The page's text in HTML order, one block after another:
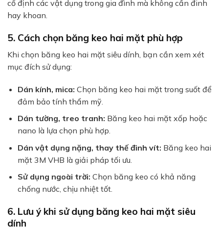
cố định các vật dụng trong gia đình mà không cần đinh
hay khoan.
5. Cách chọn băng keo hai mặt phù hợp
Khi chọn băng keo hai mặt siêu dính, bạn cần xem xét
mục đích sử dụng:
Dán kính, mica: Chọn băng keo hai mặt trong suốt để
đảm bảo tính thẩm mỹ.
Dán tường, treo tranh: Băng keo hai mặt xốp hoặc
nano là lựa chọn phù hợp.
Dán vật dụng nặng, thay thế đinh vít: Băng keo hai
mặt 3M VHB là giải pháp tối ưu.
Sử dụng ngoài trời: Chọn băng keo có khả năng
chống nước, chịu nhiệt tốt.
6. Lưu ý khi sử dụng băng keo hai mặt siêu
dính